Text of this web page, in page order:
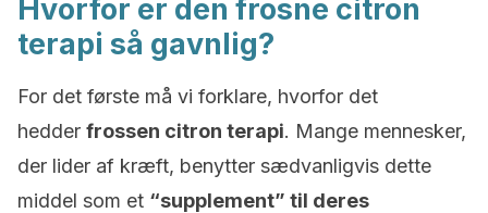
Hvorfor er den frosne citron
terapi så gavnlig?
For det første må vi forklare, hvorfor det
hedder frossen citron terapi. Mange mennesker,
der lider af kræft, benytter sædvanligvis dette
middel som et “supplement” til deres